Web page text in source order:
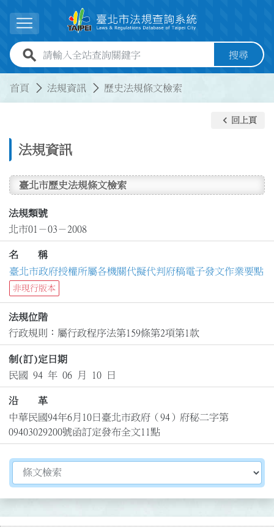
展開選單
全站查詢關鍵字欄位 搜尋
首頁 法規資訊 歷史法規條文檢索
法規資訊
keyboard_arrow_left 回上頁
臺北市歷史法規條文檢索
法規類號
北市01－03－2008
名 稱
臺北市政府授權所屬各機關代擬代判府稿電子發文作業要點
非現行版本
法規位階
行政規則：屬行政程序法第159條第2項第1款
制(訂)定日期
民國 94 年 06 月 10 日
沿 革
中華民國94年6月10日臺北市政府（94）府秘二字第
09403029200號函訂定發布全文11點
切換選擇法規資訊內容